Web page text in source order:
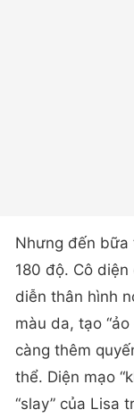
Nhưng đến
180 độ. Cô
diễn thân hình
màu da, tạo
càng thêm
thể. Diện mạo
“slay” của Lisa